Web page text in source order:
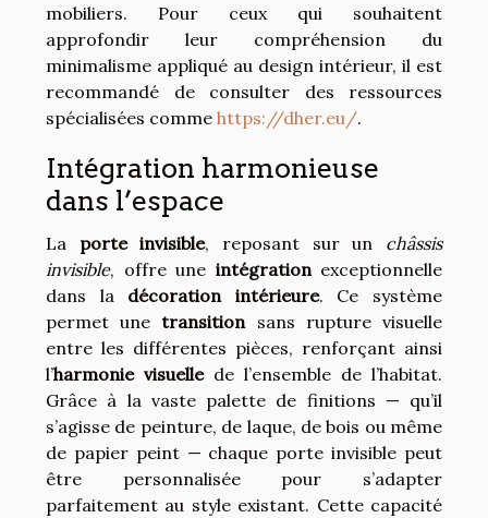
mobiliers. Pour ceux qui souhaitent
approfondir leur compréhension du
minimalisme appliqué au design intérieur, il est
recommandé de consulter des ressources
spécialisées comme https://dher.eu/.
Intégration harmonieuse
dans l’espace
La porte invisible, reposant sur un châssis
invisible, offre une intégrationexceptionnelle
dans la décoration intérieure. Ce système
permet unetransition sans rupture visuelle
entre les différentes pièces, renforçant ainsi
l’harmonie visuellede l’ensemble de l’habitat.
Grâce à la vaste palette de finitions — qu’il
s’agisse de peinture, de laque, de bois ou même
de papier peint — chaque porte invisible peut
être personnalisée pour s’adapter
parfaitement au style existant. Cette capacité